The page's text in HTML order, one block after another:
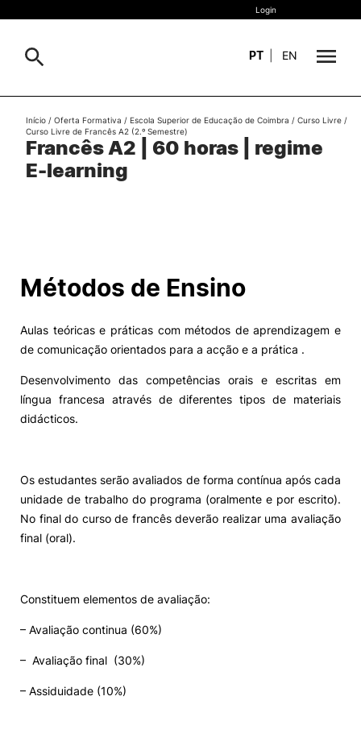
Sobre
Estudar
II&D e Empresas
Ação Social
Alumni
Magazine
Eventos
Login
PT EN
Pesquisa
Francês A2 | 60 horas | regime
E-learning
Início / Oferta Formativa / Escola Superior de Educação de Coimbra / Curso Livre /
Curso Livre de Francês A2 (2.º Semestre)
Métodos de Ensino
Aulas teóricas e práticas com métodos de aprendizagem e
de comunicação orientados para a acção e a prática .
Desenvolvimento das competências orais e escritas em
língua francesa através de diferentes tipos de materiais
didácticos.
Os estudantes serão avaliados de forma contínua após cada
unidade de trabalho do programa (oralmente e por escrito).
No final do curso de francês deverão realizar uma avaliação
final (oral).
Constituem elementos de avaliação:
– Avaliação continua (60%)
– Avaliação final (30%)
– Assiduidade (10%)